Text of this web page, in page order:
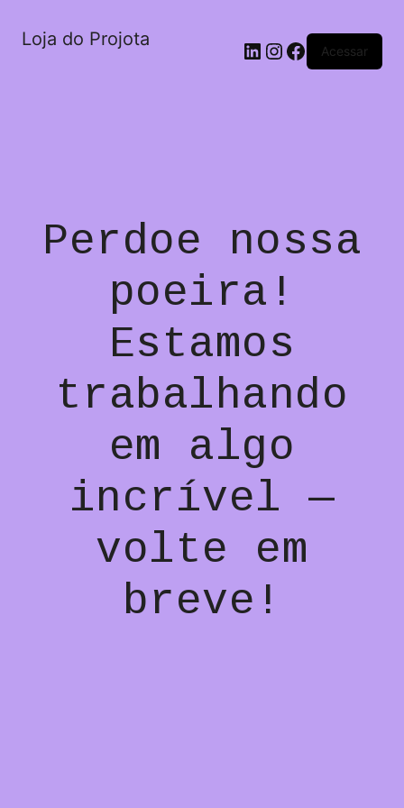
Loja do Projota LinkedIn
Instagram
Facebook
Acessar
Perdoe nossa
poeira!
Estamos
trabalhando
em algo
incrível —
volte em
breve!